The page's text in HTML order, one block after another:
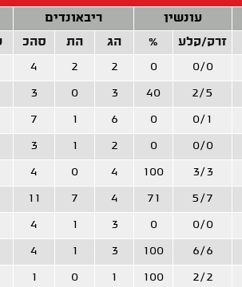
עונשין ריבאונדים
זרק/קלע % הג הת סהכ
0/0
0
2
2
4
2/5
40
3
0
3
0/1
0
6
1
7
0/0
0
2
1
3
3/3
100
4
0
4
5/7
71
4
7
11
0/0
0
3
1
4
6/6
100
3
1
4
2/2
100
1
0
1